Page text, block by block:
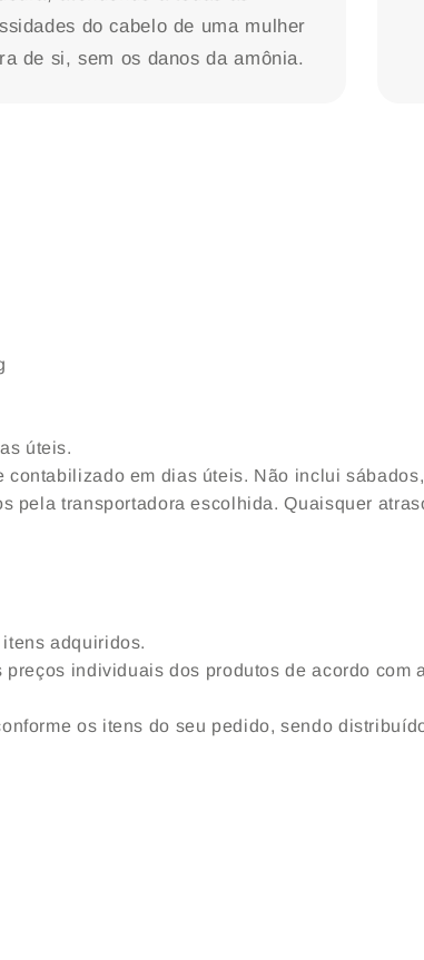
do cabelo de uma mulher
de si, sem os danos da amônia.
úteis.
em dias úteis. Não inclui
pela transportadora escolhida. Quaisquer
adquiridos.
individuais dos produtos de acordo com
os itens do seu pedido, sendo